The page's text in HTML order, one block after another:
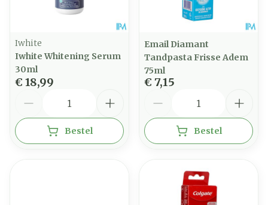
Iwhite
Iwhite Whitening Serum
30ml
€ 18,99
Bestel
Email Diamant
Tandpasta Frisse Adem
75ml
€ 7,15
Bestel